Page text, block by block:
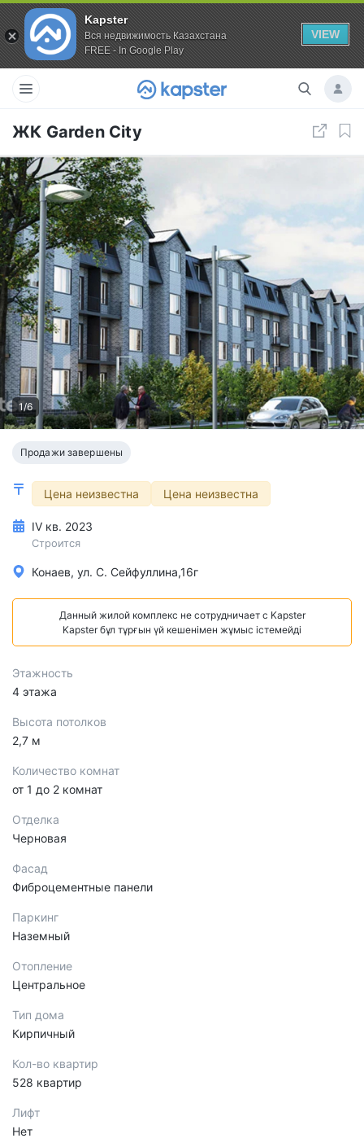
Kapster
Вся недвижимость Казахстана
FREE - In Google Play
VIEW
ЖК Garden City
1/6
Продажи завершены
Цена неизвестна Цена неизвестна
IV кв. 2023
Строится
Конаев, ул. С. Сейфуллина,16г
Данный жилой комплекс не сотрудничает с Kapster
Kapster бұл тұрғын үй кешенімен жұмыс істемейді
Этажность
4 этажа
Высота потолков
2,7 м
Количество комнат
от 1 до 2 комнат
Отделка
Черновая
Фасад
Фиброцементные панели
Паркинг
Наземный
Отопление
Центральное
Тип дома
Кирпичный
Кол-во квартир
528 квартир
Лифт
Нет